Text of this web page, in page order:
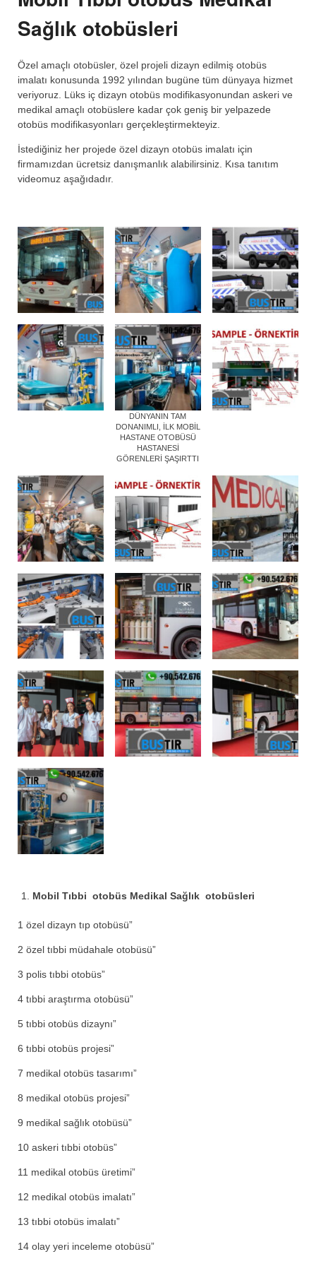
Sağlık otobüsleri
Özel amaçlı otobüsler, özel projeli dizayn edilmiş otobüs
imalatı konusunda 1992 yılından bugüne tüm dünyaya hizmet
veriyoruz. Lüks iç dizayn otobüs modifikasyonundan askeri ve
medikal amaçlı otobüslere kadar çok geniş bir yelpazede
otobüs modifikasyonları gerçekleştirmekteyiz.
İstediğiniz her projede özel dizayn otobüs imalatı için
firmamızdan ücretsiz danışmanlık alabilirsiniz. Kısa tanıtım
videomuz aşağıdadır.
DÜNYANIN TAM
DONANIMLI, İLK MOBİL
HASTANE OTOBÜSÜ
HASTANESİ
GÖRENLERİ ŞAŞIRTTI
Mobil Tıbbi otobüs Medikal Sağlık otobüsleri
1 özel dizayn tıp otobüsü”
2 özel tıbbi müdahale otobüsü”
3 polis tıbbi otobüs”
4 tıbbi araştırma otobüsü”
5 tıbbi otobüs dizaynı”
6 tıbbi otobüs projesi”
7 medikal otobüs tasarımı”
8 medikal otobüs projesi”
9 medikal sağlık otobüsü”
10 askeri tıbbi otobüs”
11 medikal otobüs üretimi”
12 medikal otobüs imalatı”
13 tıbbi otobüs imalatı”
14 olay yeri inceleme otobüsü”